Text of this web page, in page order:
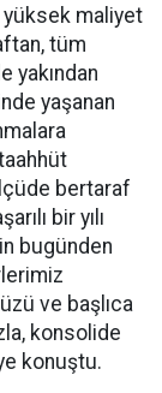
yüksek maliyet
tüm
yakından
yaşanan
bertaraf
bir yılı
bugünden
ve başlıca
konsolide
konuştu.